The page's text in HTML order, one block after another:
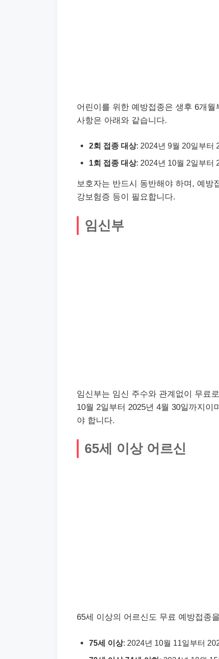
어린이를 위한 예방접종은 생후 6개
사항은 아래와 같습니다.
2회 접종 대상: 2024년 9월 20일부터
1회 접종 대상: 2024년 10월 2일부터
보호자는 반드시 동반해야 하며, 예방
강보험증 등이 필요합니다.
임신부
임신부는 임신 주수와 관계없이 무료
10월 2일부터 2025년 4월 30일까지
야 합니다.
65세 이상 어르신
65세 이상의 어르신도 무료 예방접종
75세 이상: 2024년 10월 11일부터